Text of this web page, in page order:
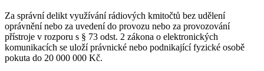
Za správní delikt využívání rádiových kmitočtů bez udělení
oprávnění nebo za uvedení do provozu nebo za provozování
přístroje v rozporu s § 73 odst. 2 zákona o elektronických
komunikacích se uloží právnické nebo podnikající fyzické osobě
pokuta do 20 000 000 Kč.